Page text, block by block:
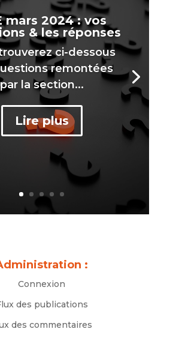
mars 2024 : vos
& les réponses
ci-dessous
remontées
par la section...
Lire plus
:
Connexion
des publications
des commentaires